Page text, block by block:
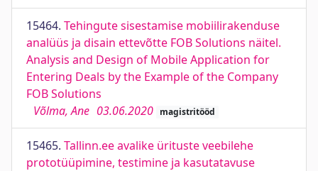
15464. Tehingute sisestamise mobiilirakenduse
analüüs ja disain ettevõtte FOB Solutions näitel.
Analysis and Design of Mobile Application for
Entering Deals by the Example of the Company
FOB Solutions
Võlma, Ane 03.06.2020 magistritööd
15465. Tallinn.ee avalike ürituste veebilehe
prototüüpimine, testimine ja kasutatavuse